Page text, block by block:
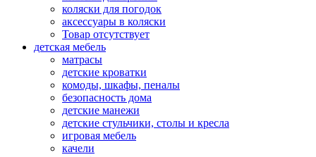
коляски для погодок
аксессуары в коляски
Товар отсутствует
детская мебель
матрасы
детские кроватки
комоды, шкафы, пеналы
безопасность дома
детские манежи
детские стульчики, столы и кресла
игровая мебель
качели